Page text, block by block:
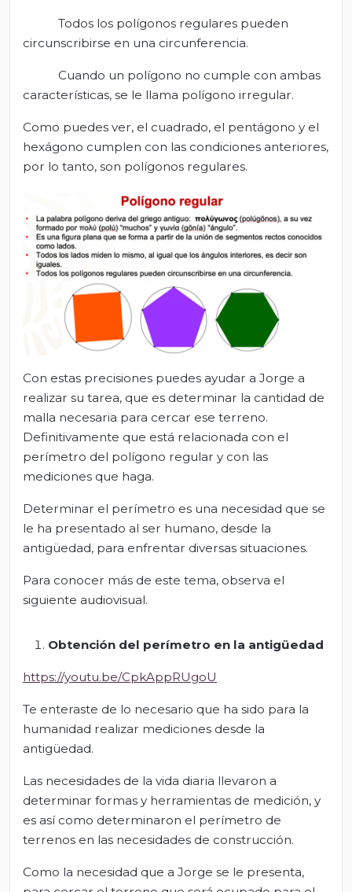
Todos los polígonos regulares pueden
circunscribirse en una circunferencia.
Cuando un polígono no cumple con ambas
características, se le llama polígono irregular.
Como puedes ver, el cuadrado, el pentágono y el
hexágono cumplen con las condiciones anteriores,
por lo tanto, son polígonos regulares.
Con estas precisiones puedes ayudar a Jorge a
realizar su tarea, que es determinar la cantidad de
malla necesaria para cercar ese terreno.
Definitivamente que está relacionada con el
perímetro del polígono regular y con las
mediciones que haga.
Determinar el perímetro es una necesidad que se
le ha presentado al ser humano, desde la
antigüedad, para enfrentar diversas situaciones.
Para conocer más de este tema, observa el
siguiente audiovisual.
Obtención del perímetro en la antigüedad
https://youtu.be/CpkAppRUgoU
Te enteraste de lo necesario que ha sido para la
humanidad realizar mediciones desde la
antigüedad.
Las necesidades de la vida diaria llevaron a
determinar formas y herramientas de medición, y
es así como determinaron el perímetro de
terrenos en las necesidades de construcción.
Como la necesidad que a Jorge se le presenta,